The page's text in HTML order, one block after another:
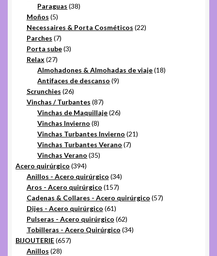
productos
Paraguas 3838
Moños 55
productos
Necessaires & Porta Cosméticos 2222
Parches 77
productos
Porta sube 33
Relax 2727
productos
Almohadones & Almohadas de viaje 1818
Antifaces de descanso 99
Scrunchies 2626
productos
Vinchas / Turbantes 8787
productos
Vinchas de Maquillaje 2626
Vinchas Invierno 88
productos
Vinchas Turbantes Invierno 2121
Vinchas Turbantes Verano 77
Vinchas Verano 3535
Acero quirúrgico 394394
productos
Anillos - Acero quirúrgico 3434
Aros - Acero quirúrgico 157157
productos
Cadenas & Collares - Acero quirúrgico 5757
Dijes - Acero quirúrgico 6161
productos
Pulseras - Acero quirúrgico 6262
productos
Tobilleras - Acero Quirúrgico 3434
BIJOUTERIE 657657
Anillos 2828